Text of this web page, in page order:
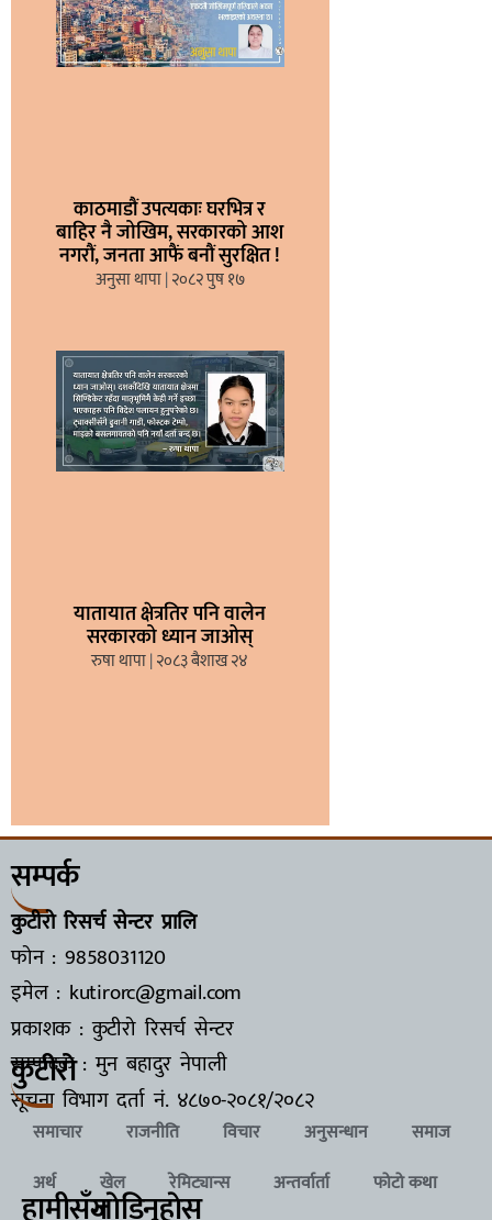
काठमाडौं उपत्यकाः घरभित्र र
बाहिर नै जोखिम, सरकारको आश
नगरौं, जनता आफैं बनौं सुरक्षित !
अनुसा थापा २०८२ पुष १७
यातायात क्षेत्रतिर पनि वालेन
सरकारको ध्यान जाओस्
रुषा थापा २०८३ बैशाख २४
सम्पर्क
कुटीरो रिसर्च सेन्टर प्रालि
फोन : 9858031120
इमेल : kutirorc@gmail.com
प्रकाशक : कुटीरो रिसर्च सेन्टर
सम्पादक : मुन बहादुर नेपाली
सूचना विभाग दर्ता नं. ४८७०-२०८१/२०८२
कुटीरो
समाचार राजनीति विचार अनुसन्धान
समाज
अर्थ
खेल रेमिट्यान्स अन्तर्वार्ता
फोटो कथा
हामीसँगजाेडिनुहाेस्